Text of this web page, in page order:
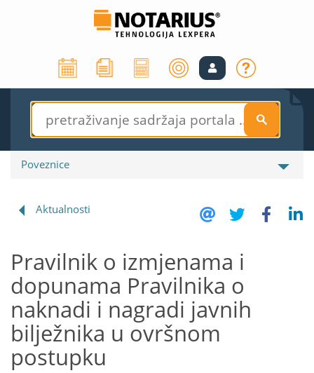
S
Poveznice
Aktualnosti
Pravilnik o izmjenama i
dopunama Pravilnika o
naknadi i nagradi javnih
bilježnika u ovršnom
postupku